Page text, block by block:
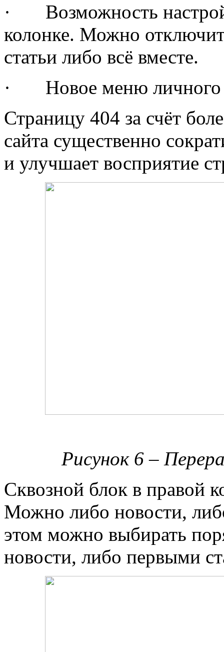
· Возможность
колонке. Можно
статьи либо всё вместе.
· Новое меню личного
Страницу 404 за счёт
сайта существенно
и улучшает восприятие
Рисунок 6 –
Сквозной блок в правой
Можно либо новости,
этом можно выбирать
новости, либо первыми